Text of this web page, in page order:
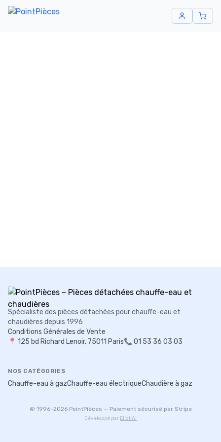
Spécialiste des pièces détachées pour chauffe-eau et
chaudières depuis 1996
Conditions Générales de Vente
📍 125 bd Richard Lenoir, 75011 Paris📞 01 53 36 03 03
NOS CATÉGORIES
Chauffe-eau à gazChauffe-eau électriqueChaudière à gaz
© 1996-2026PointPièces — Paiement sécurisé par Stripe
Développé par Eliot AI